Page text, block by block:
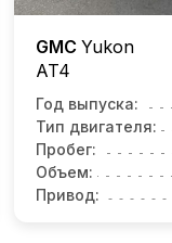
GMC Yukon
AT4
Год выпуска:
Тип двигателя:
Пробег:
Объем:
Привод: